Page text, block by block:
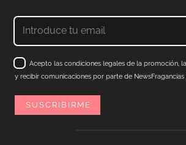
Acepto las condiciones legales de la promoción,
y recibir comunicaciones por parte de